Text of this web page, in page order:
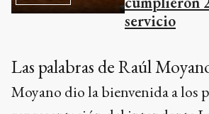
servicio
Las palabras de Raúl
Moyano dio la bienvenida a los